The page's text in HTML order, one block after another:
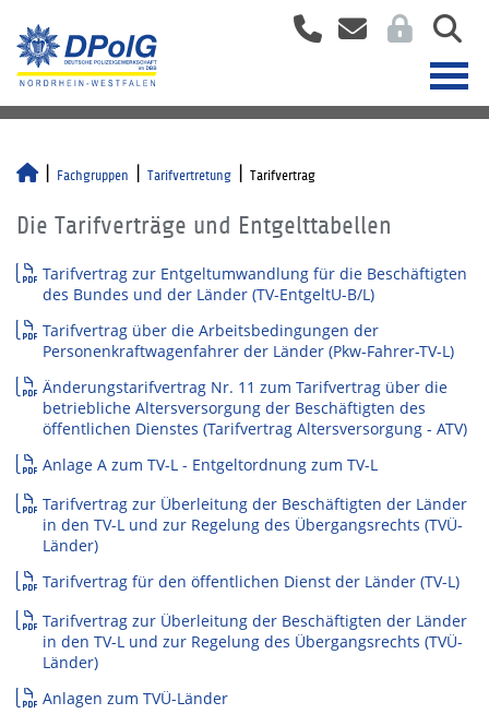
Fachgruppen Tarifvertretung Tarifvertrag
Die Tarifverträge und Entgelttabellen
Tarifvertrag zur Entgeltumwandlung für die Beschäftigten
des Bundes und der Länder (TV-EntgeltU-B/L)
Tarifvertrag über die Arbeitsbedingungen der
Personenkraftwagenfahrer der Länder (Pkw-Fahrer-TV-L)
Änderungstarifvertrag Nr. 11 zum Tarifvertrag über die
betriebliche Altersversorgung der Beschäftigten des
öffentlichen Dienstes (Tarifvertrag Altersversorgung - ATV)
Anlage A zum TV-L - Entgeltordnung zum TV-L
Tarifvertrag zur Überleitung der Beschäftigten der Länder
in den TV-L und zur Regelung des Übergangsrechts (TVÜ-
Länder)
Tarifvertrag für den öffentlichen Dienst der Länder (TV-L)
Tarifvertrag zur Überleitung der Beschäftigten der Länder
in den TV-L und zur Regelung des Übergangsrechts (TVÜ-
Länder)
Anlagen zum TVÜ-Länder